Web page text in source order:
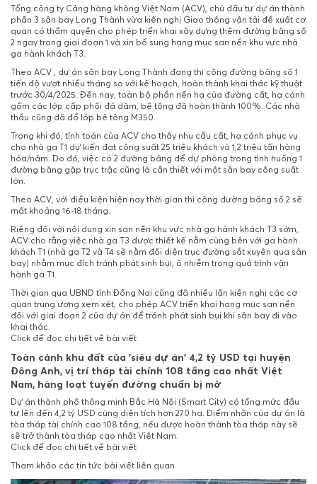
Tổng công ty Cảng hàng không Việt Nam (ACV), chủ đầu tư dự án thành
phần 3 sân bay Long Thành vừa kiến nghị Giao thông vận tải đề xuất cơ
quan có thẩm quyền cho phép triển khai xây dựng thêm đường băng số
2 ngay trong giai đoạn 1 và xin bổ sung hạng mục san nền khu vực nhà
ga hành khách T3.
Theo ACV , dự án sân bay Long Thành đang thi công đường băng số 1
tiến độ vượt nhiều tháng so với kế hoạch, hoàn thành khai thác kỹ thuật
trước 30/4/2025. Đến nay, toàn bộ phần nền hạ của đường cất, hạ cánh
gồm các lớp cấp phối đá dăm, bê tông đã hoàn thành 100%. Các nhà
thầu cũng đã đổ lớp bê tông M350.
Trong khi đó, tính toán của ACV cho thấy nhu cầu cất, hạ cánh phục vụ
cho nhà ga T1 dự kiến đạt công suất 25 triệu khách và 1,2 triệu tấn hàng
hóa/năm. Do đó, việc có 2 đường băng để dự phòng trong tình huống 1
đường băng gặp trục trặc cũng là cần thiết với một sân bay công suất
lớn.
Theo ACV, với điều kiện hiện nay thời gian thi công đường băng số 2 sẽ
mất khoảng 16-18 tháng.
Riêng đối với nội dung xin san nền khu vực nhà ga hành khách T3 sớm,
ACV cho rằng việc nhà ga T3 được thiết kế nằm cùng bên với ga hành
khách T1 (nhà ga T2 và T4 sẽ nằm đối diện trục đường sắt xuyên qua sân
bay) nhằm mục đích tránh phát sinh bụi, ô nhiễm trong quá trình vận
hành ga T1.
Thời gian qua UBND tỉnh Đồng Nai cũng đã nhiều lần kiến nghị các cơ
quan trung ương xem xét, cho phép ACV triển khai hạng mục san nền
đối với giai đoạn 2 của dự án để tránh phát sinh bụi khi sân bay đi vào
khai thác.
Click để đọc chi tiết về bài viết
Toàn cảnh khu đất của 'siêu dự án' 4,2 tỷ USD tại huyện
Đông Anh, vị trí tháp tài chính 108 tầng cao nhất Việt
Nam, hàng loạt tuyến đường chuẩn bị mở
Dự án thành phố thông minh Bắc Hà Nội (Smart City) có tổng mức đầu
tư lên đến 4,2 tỷ USD cùng diện tích hơn 270 ha. Điểm nhấn của dự án là
tòa tháp tài chính cao 108 tầng, nếu được hoàn thành tòa tháp này sẽ
sẽ trở thành tòa tháp cao nhất Việt Nam.
Click để đọc chi tiết về bài viết
Tham khảo các tin tức bài viết liên quan